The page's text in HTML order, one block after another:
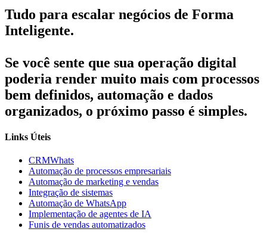
Tudo para escalar negócios de Forma
Inteligente.
Se você sente que sua operação digital
poderia render muito mais com processos
bem definidos, automação e dados
organizados, o próximo passo é simples.
Links Úteis
CRMWhats
Automação de processos empresariais
Automação de marketing e vendas
Integração de sistemas
Automação de WhatsApp
Implementação de agentes de IA
Funis de vendas automatizados